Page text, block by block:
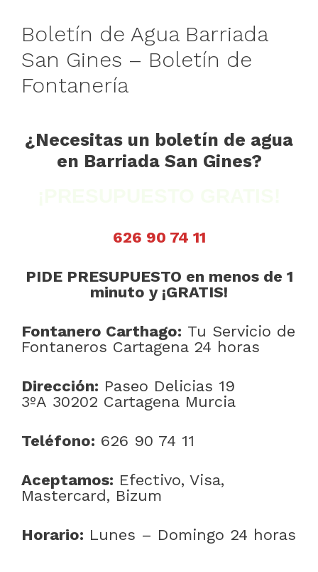
Boletín de Agua Barriada
San Gines – Boletín de
Fontanería
¿Necesitas un boletín de agua
en Barriada San Gines?
626 90 74 11
PIDE PRESUPUESTO en menos de 1
minuto y ¡GRATIS!
Fontanero Carthago: Tu Servicio de
Fontaneros Cartagena 24 horas
Dirección: Paseo Delicias 19
3ºA 30202 Cartagena Murcia
Teléfono: 626 90 74 11
Aceptamos: Efectivo, Visa,
Mastercard, Bizum
Horario: Lunes – Domingo 24 horas